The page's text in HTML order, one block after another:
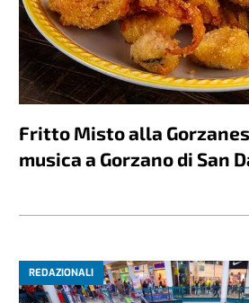
Fritto Misto alla
musica a Gorzano di San
REDAZIONALI